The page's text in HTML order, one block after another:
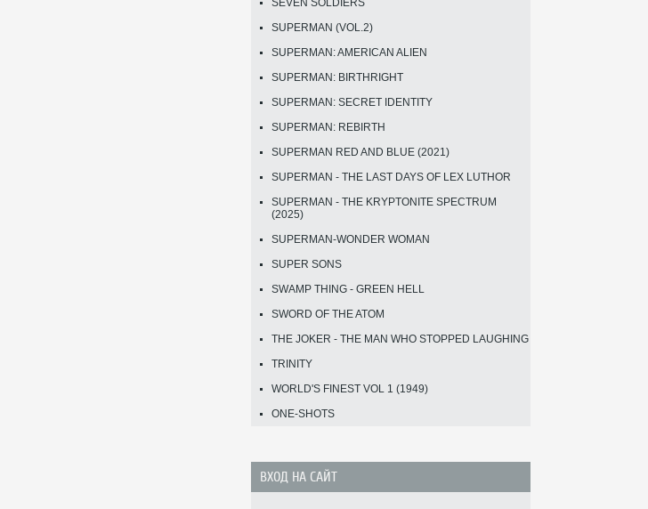
SEVEN SOLDIERS
SUPERMAN (VOL.2)
SUPERMAN: AMERICAN ALIEN
SUPERMAN: BIRTHRIGHT
SUPERMAN: SECRET IDENTITY
SUPERMAN: REBIRTH
SUPERMAN RED AND BLUE (2021)
SUPERMAN - THE LAST DAYS OF LEX LUTHOR
SUPERMAN - THE KRYPTONITE SPECTRUM
(2025)
SUPERMAN-WONDER WOMAN
SUPER SONS
SWAMP THING - GREEN HELL
SWORD OF THE ATOM
THE JOKER - THE MAN WHO STOPPED LAUGHING
TRINITY
WORLD'S FINEST VOL 1 (1949)
ONE-SHOTS
ВХОД НА САЙТ